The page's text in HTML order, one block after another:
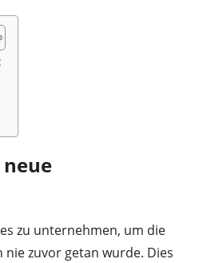
neue
zu unternehmen, um die
zuvor getan wurde. Dies